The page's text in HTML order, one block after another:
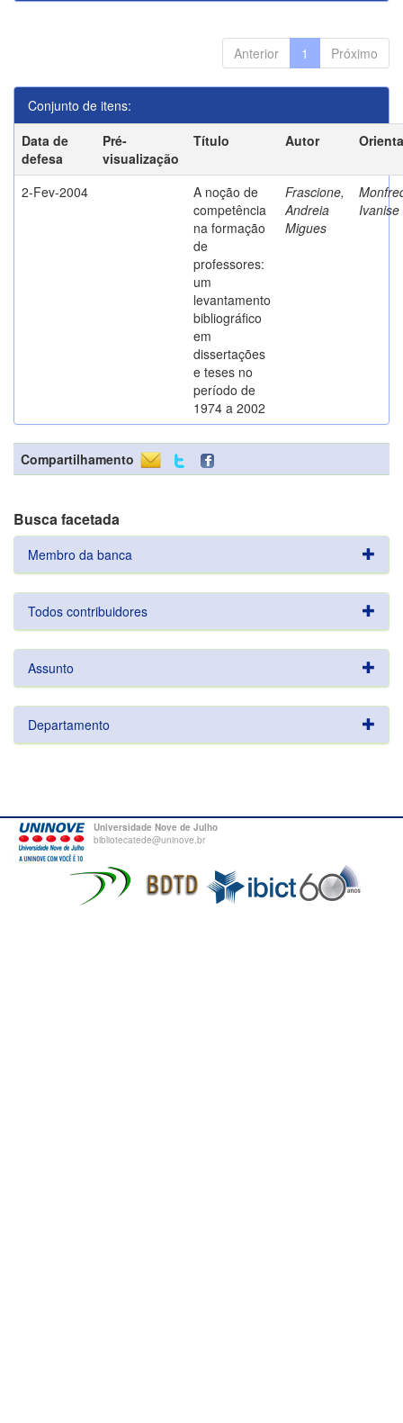
Anterior 1 Próximo
Conjunto de itens:
Data de
defesa
Pré-
visualização
Título Autor
2-Fev-2004
A noção de
competência
na formação
de
professores:
um
levantamento
bibliográfico
em
dissertações
e teses no
período de
1974 a 2002
Frascione,
Andreia
Migues
Ivanise
Compartilhamento
Busca facetada
Membro da banca
Todos contribuidores
Assunto
Departamento
Universidade Nove de Julho
bibliotecatede@uninove.br